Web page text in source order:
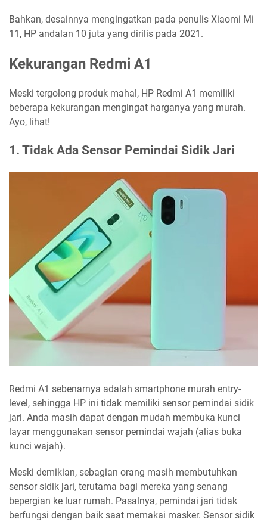
Bahkan, desainnya mengingatkan pada penulis Xiaomi Mi
11, HP andalan 10 juta yang dirilis pada 2021.
Kekurangan Redmi A1
Meski tergolong produk mahal, HP Redmi A1 memiliki
beberapa kekurangan mengingat harganya yang murah.
Ayo, lihat!
1. Tidak Ada Sensor Pemindai Sidik Jari
Redmi A1 sebenarnya adalah smartphone murah entry-
level, sehingga HP ini tidak memiliki sensor pemindai sidik
jari. Anda masih dapat dengan mudah membuka kunci
layar menggunakan sensor pemindai wajah (alias buka
kunci wajah).
Meski demikian, sebagian orang masih membutuhkan
sensor sidik jari, terutama bagi mereka yang senang
bepergian ke luar rumah. Pasalnya, pemindai jari tidak
berfungsi dengan baik saat memakai masker. Sensor sidik